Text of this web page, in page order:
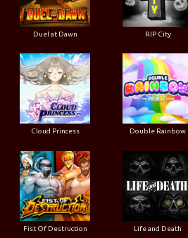
Duel at Dawn RIP City
Cloud Princess Double Rainbow
Fist Of Destruction Life and Death